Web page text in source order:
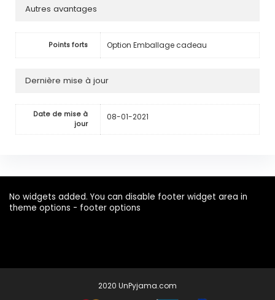
Autres avantages
Points forts Option Emballage cadeau
Dernière mise à jour
Date de mise à
jour
08-01-2021
No widgets added. You can disable footer widget area in
theme options - footer options
2020 UnPyjama.com